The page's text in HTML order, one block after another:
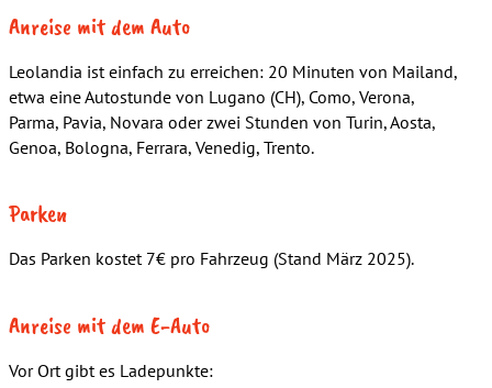
Anreise mit dem Auto
Leolandia ist einfach zu erreichen: 20 Minuten von Mailand,
etwa eine Autostunde von Lugano (CH), Como, Verona,
Parma, Pavia, Novara oder zwei Stunden von Turin, Aosta,
Genoa, Bologna, Ferrara, Venedig, Trento.
Parken
Das Parken kostet 7€ pro Fahrzeug (Stand März 2025).
Anreise mit dem E-Auto
Vor Ort gibt es Ladepunkte: